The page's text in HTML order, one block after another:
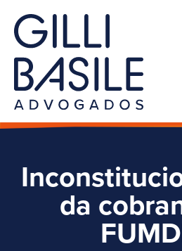
da